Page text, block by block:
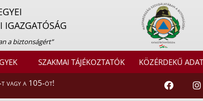
IGAZGATÓSÁG
a biztonságért”
SZAKMAI TÁJÉKOZTATÓK KÖZÉRDEKŰ
t vagy a 105-öt!